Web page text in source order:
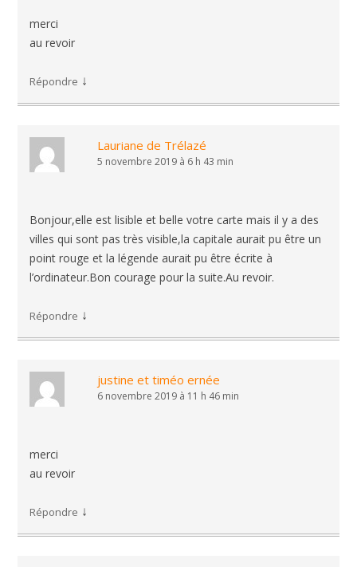
merci
au revoir
Répondre ↓
Lauriane de Trélazé
5 novembre 2019 à 6 h 43 min
Bonjour,elle est lisible et belle votre carte mais il y a des
villes qui sont pas très visible,la capitale aurait pu être un
point rouge et la légende aurait pu être écrite à
l’ordinateur.Bon courage pour la suite.Au revoir.
Répondre ↓
justine et timéo ernée
6 novembre 2019 à 11 h 46 min
merci
au revoir
Répondre ↓